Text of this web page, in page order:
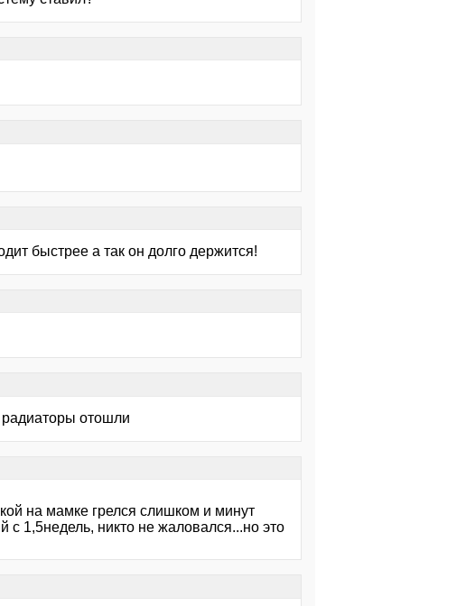
быстрее а так он долго держится!
отошли
на мамке грелся слишком и минут
с 1,5недель, никто не жаловался...но это